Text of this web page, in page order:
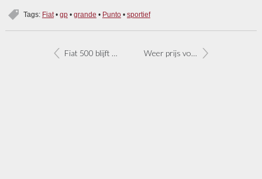
Tags: Fiat• gp• grande • Punto• sportief
Fiat 500 blijft overeind ‘down under’ Weer prijs voor Fiat 500